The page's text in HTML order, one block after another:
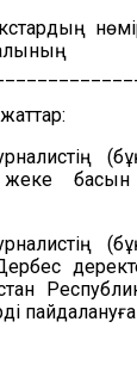
жеке
пайдалануға